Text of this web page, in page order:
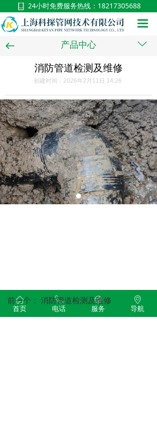
24小时免费服务热线： 18217305688
끀
首页
关于我们
新闻中心
施工视频
在线留言
联系我们
ꀇ
首页
ꂅ
电话
ꁵ
服务
ꀷ
导航
消防管道检测及维修
创建时间： 2026年2月11日 14:26
产品中心
뀷 ꄳ
前一个： 消防管道检测及维修